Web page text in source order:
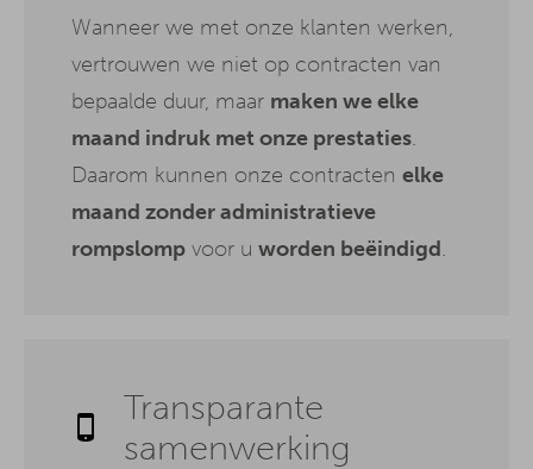
Wanneer we met onze klanten werken,
vertrouwen we niet op contracten van
bepaalde duur, maar maken we elke
maand indruk met onze prestaties.
Daarom kunnen onze contracten elke
maand zonder administratieve
rompslomp voor u worden beëindigd.
Transparante
samenwerking